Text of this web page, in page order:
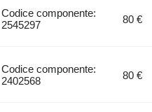
Codice componente:
2545297
80 €
Codice componente:
2402568
80 €